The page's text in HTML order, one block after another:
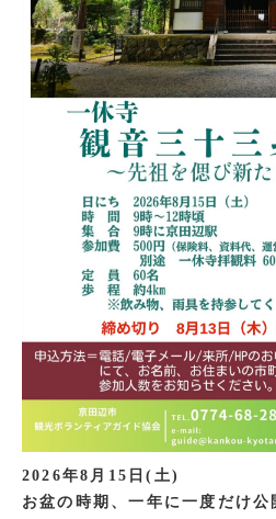
2026年8月15日(土)
お盆の時期、一年に一度だけ